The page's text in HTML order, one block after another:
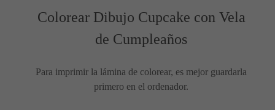
Colorear Dibujo Cupcake con Vela
de Cumpleaños
Para imprimir la lámina de colorear, es mejor guardarla
primero en el ordenador.